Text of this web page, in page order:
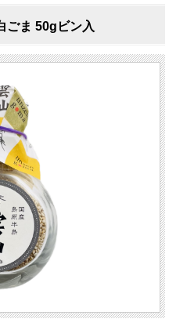
ごま 50gビン入